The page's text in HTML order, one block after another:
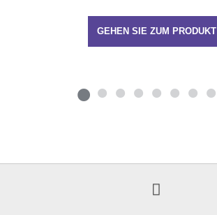
GEHEN SIE ZUM PRODUKT